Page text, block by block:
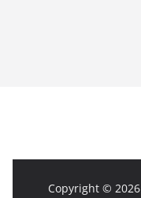
Copyright © 2026